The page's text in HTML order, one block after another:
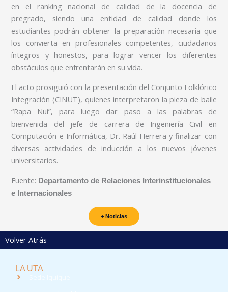
en el ranking nacional de calidad de la docencia de
pregrado, siendo una entidad de calidad donde los
estudiantes podrán obtener la preparación necesaria que
los convierta en profesionales competentes, ciudadanos
íntegros y honestos, para lograr vencer los diferentes
obstáculos que enfrentarán en su vida.
El acto prosiguió con la presentación del Conjunto Folklórico
Integración (CINUT), quienes interpretaron la pieza de baile
“Rapa Nui”, para luego dar paso a las palabras de
bienvenida del jefe de carrera de Ingeniería Civil en
Computación e Informática, Dr. Raúl Herrera y finalizar con
diversas actividades de inducción a los nuevos jóvenes
universitarios.
Fuente: Departamento de Relaciones Interinstitucionales
e Internacionales
+ Noticias
Volver Atrás
LA UTA